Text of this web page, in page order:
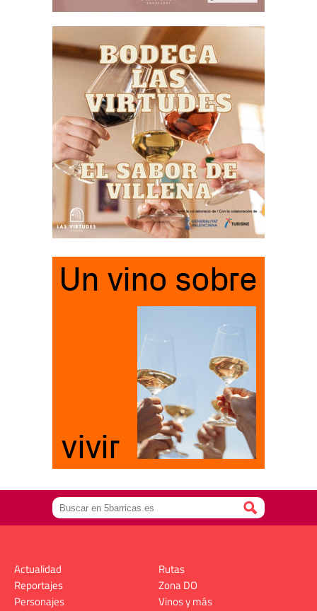
Actualidad
Reportajes
Personajes
Rutas
Zona DO
Vinos y más